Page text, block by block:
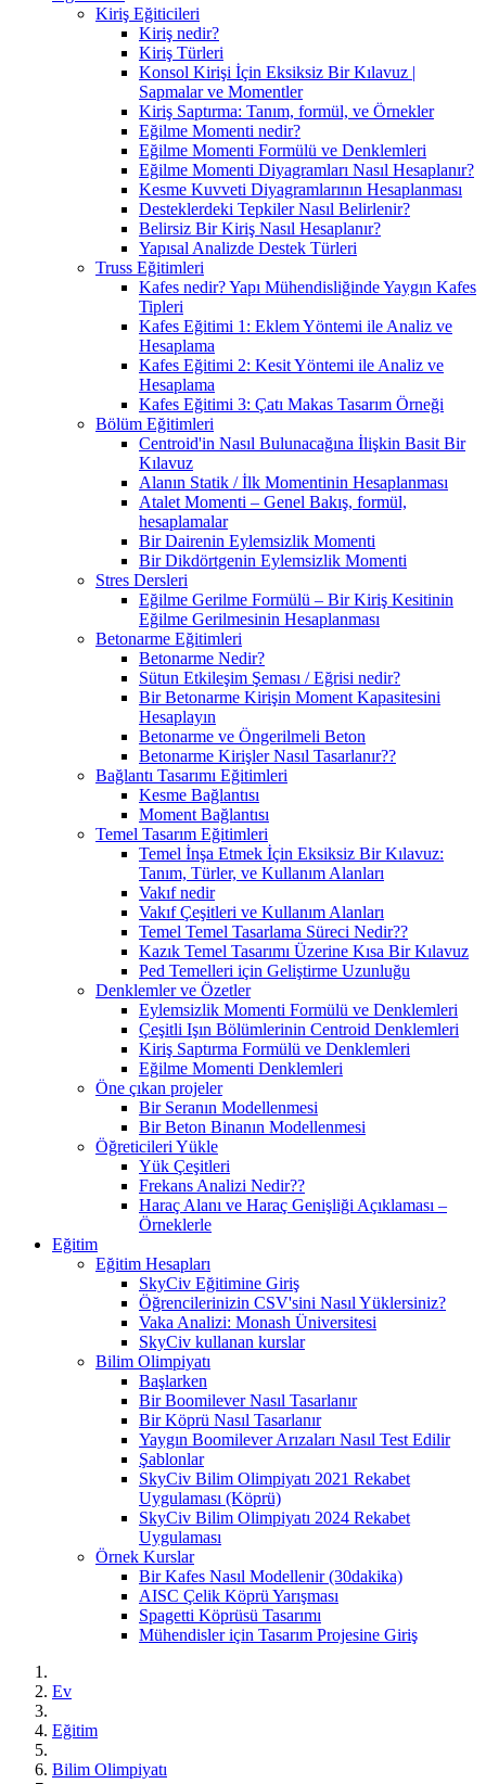
Kiriş Eğiticileri
Kiriş nedir?
Kiriş Türleri
Konsol Kirişi İçin Eksiksiz Bir Kılavuz |
Sapmalar ve Momentler
Kiriş Saptırma: Tanım, formül, ve Örnekler
Eğilme Momenti nedir?
Eğilme Momenti Formülü ve Denklemleri
Eğilme Momenti Diyagramları Nasıl Hesaplanır?
Kesme Kuvveti Diyagramlarının Hesaplanması
Desteklerdeki Tepkiler Nasıl Belirlenir?
Belirsiz Bir Kiriş Nasıl Hesaplanır?
Yapısal Analizde Destek Türleri
Truss Eğitimleri
Kafes nedir? Yapı Mühendisliğinde Yaygın Kafes
Tipleri
Kafes Eğitimi 1: Eklem Yöntemi ile Analiz ve
Hesaplama
Kafes Eğitimi 2: Kesit Yöntemi ile Analiz ve
Hesaplama
Kafes Eğitimi 3: Çatı Makas Tasarım Örneği
Bölüm Eğitimleri
Centroid'in Nasıl Bulunacağına İlişkin Basit Bir
Kılavuz
Alanın Statik / İlk Momentinin Hesaplanması
Atalet Momenti – Genel Bakış, formül,
hesaplamalar
Bir Dairenin Eylemsizlik Momenti
Bir Dikdörtgenin Eylemsizlik Momenti
Stres Dersleri
Eğilme Gerilme Formülü – Bir Kiriş Kesitinin
Eğilme Gerilmesinin Hesaplanması
Betonarme Eğitimleri
Betonarme Nedir?
Sütun Etkileşim Şeması / Eğrisi nedir?
Bir Betonarme Kirişin Moment Kapasitesini
Hesaplayın
Betonarme ve Öngerilmeli Beton
Betonarme Kirişler Nasıl Tasarlanır??
Bağlantı Tasarımı Eğitimleri
Kesme Bağlantısı
Moment Bağlantısı
Temel Tasarım Eğitimleri
Temel İnşa Etmek İçin Eksiksiz Bir Kılavuz:
Tanım, Türler, ve Kullanım Alanları
Vakıf nedir
Vakıf Çeşitleri ve Kullanım Alanları
Temel Temel Tasarlama Süreci Nedir??
Kazık Temel Tasarımı Üzerine Kısa Bir Kılavuz
Ped Temelleri için Geliştirme Uzunluğu
Denklemler ve Özetler
Eylemsizlik Momenti Formülü ve Denklemleri
Çeşitli Işın Bölümlerinin Centroid Denklemleri
Kiriş Saptırma Formülü ve Denklemleri
Eğilme Momenti Denklemleri
Öne çıkan projeler
Bir Seranın Modellenmesi
Bir Beton Binanın Modellenmesi
Öğreticileri Yükle
Yük Çeşitleri
Frekans Analizi Nedir??
Haraç Alanı ve Haraç Genişliği Açıklaması –
Örneklerle
Eğitim
Eğitim Hesapları
SkyCiv Eğitimine Giriş
Öğrencilerinizin CSV'sini Nasıl Yüklersiniz?
Vaka Analizi: Monash Üniversitesi
SkyCiv kullanan kurslar
Bilim Olimpiyatı
Başlarken
Bir Boomilever Nasıl Tasarlanır
Bir Köprü Nasıl Tasarlanır
Yaygın Boomilever Arızaları Nasıl Test Edilir
Şablonlar
SkyCiv Bilim Olimpiyatı 2021 Rekabet
Uygulaması (Köprü)
SkyCiv Bilim Olimpiyatı 2024 Rekabet
Uygulaması
Örnek Kurslar
Bir Kafes Nasıl Modellenir (30dakika)
AISC Çelik Köprü Yarışması
Spagetti Köprüsü Tasarımı
Mühendisler için Tasarım Projesine Giriş
Ev
Eğitim
Bilim Olimpiyatı